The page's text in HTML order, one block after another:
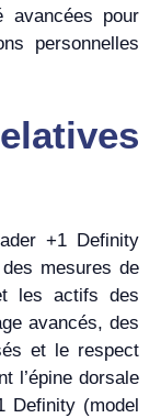
avancées pour
personnelles
+1 Definity
mesures de
les actifs des
avancés, des
et le respect
l’épine dorsale
Definity (model